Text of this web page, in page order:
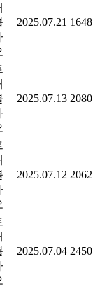
2025.07.21 1648
2025.07.13 2080
2025.07.12 2062
2025.07.04 2450